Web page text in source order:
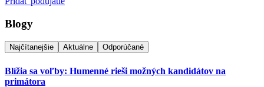
Blogy
Najčítanejšie Aktuálne Odporúčané
Blížia sa voľby: Humenné rieši možných kandidátov na
primátora